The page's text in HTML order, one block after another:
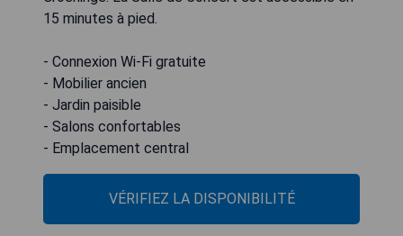
15 minutes à pied.
- Connexion Wi-Fi gratuite
- Mobilier ancien
- Jardin paisible
- Salons confortables
- Emplacement central
VÉRIFIEZ LA DISPONIBILITÉ